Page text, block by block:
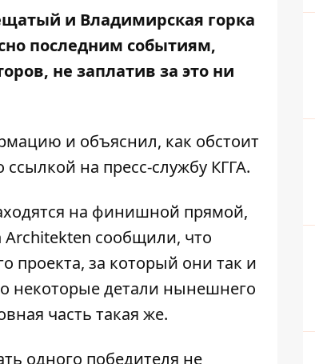
и Владимирская горка
последним событиям,
не заплатив за это ни
и объяснил, как обстоит
ссылкой на пресс-службу КГГА.
на финишной прямой,
сообщили, что
проекта, за который они так и
некоторые детали нынешнего
часть такая же.
одного победителя не